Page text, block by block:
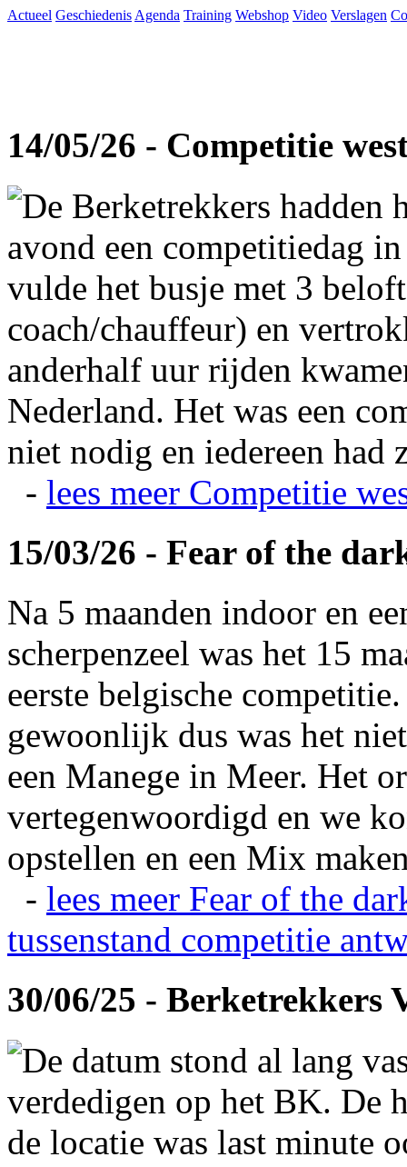
Actueel Geschiedenis Agenda Training Webshop Video Verslagen
14/05/26 - Competitie
De Berketrekkers hadden
avond een competitiedag
vulde het busje met 3
coach/chauffeur) en
anderhalf uur rijden
Nederland. Het was een
niet nodig en iedereen
- lees meer Competitie
15/03/26 - Fear of the
Na 5 maanden indoor en
scherpenzeel was het 15
eerste belgische
gewoonlijk dus was het
een Manege in Meer. Het
vertegenwoordigd en we
opstellen en een Mix
- lees meer Fear of the
tussenstand competitie
30/06/25 - Berketrekkers
De datum stond al lang
verdedigen op het BK. De
de locatie was last minute